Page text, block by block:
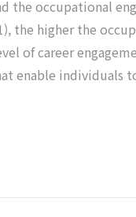
occupational
the higher the
of career
enable individuals